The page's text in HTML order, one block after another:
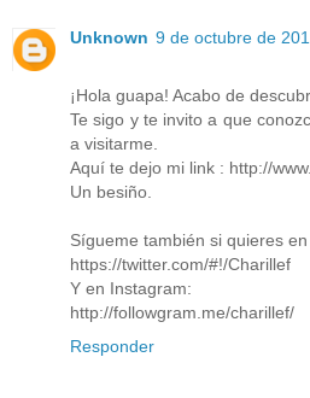
Unknown 9 de octubre de
¡Hola guapa! Acabo de
Te sigo y te invito a que
a visitarme.
Aquí te dejo mi link : http://
Un besiño.
Sígueme también si quieres
https://twitter.com/#!/Charillef
Y en Instagram:
http://followgram.me/charillef/
Responder